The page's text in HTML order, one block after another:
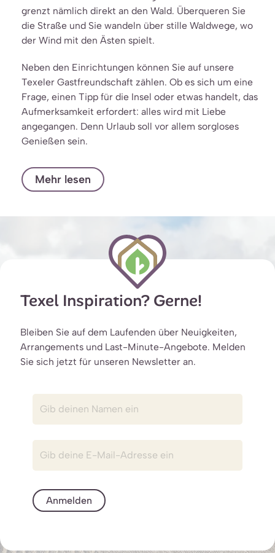
grenzt nämlich direkt an den Wald. Überqueren Sie
die Straße und Sie wandeln über stille Waldwege, wo
der Wind mit den Ästen spielt.
Neben den Einrichtungen können Sie auf unsere
Texeler Gastfreundschaft zählen. Ob es sich um eine
Frage, einen Tipp für die Insel oder etwas handelt, das
Aufmerksamkeit erfordert: alles wird mit Liebe
angegangen. Denn Urlaub soll vor allem sorgloses
Genießen sein.
Mehr lesen
Texel Inspiration? Gerne!
Bleiben Sie auf dem Laufenden über Neuigkeiten,
Arrangements und Last-Minute-Angebote. Melden
Sie sich jetzt für unseren Newsletter an.
Anmelden